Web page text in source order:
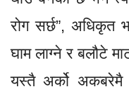
रोग सर्छ”, अधिकृत
घाम लाग्ने र बलौटे
यस्तै अर्को अकबरेमै